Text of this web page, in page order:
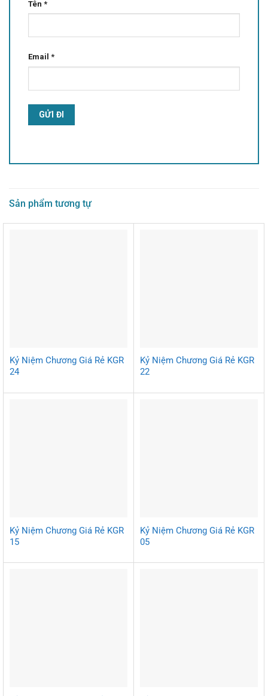
Tên *
Email *
Sản phẩm tương tự
Kỷ Niệm Chương Giá Rẻ KGR
24
Kỷ Niệm Chương Giá Rẻ KGR
22
Kỷ Niệm Chương Giá Rẻ KGR
15
Kỷ Niệm Chương Giá Rẻ KGR
05